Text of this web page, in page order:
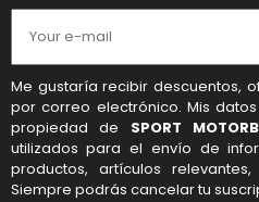
Me gustaría recibir descuentos,
por correo electrónico. Mis
propiedad de SPORT
utilizados para el envío de
productos, artículos
Siempre podrás cancelar tu